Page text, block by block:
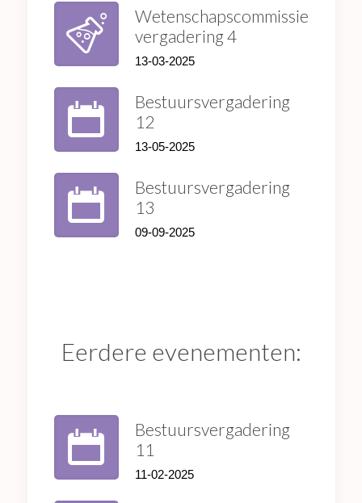
Wetenschapscommissie
vergadering 4
13-03-2025
Bestuursvergadering
12
13-05-2025
Bestuursvergadering
13
09-09-2025
Eerdere evenementen:
Bestuursvergadering
11
11-02-2025